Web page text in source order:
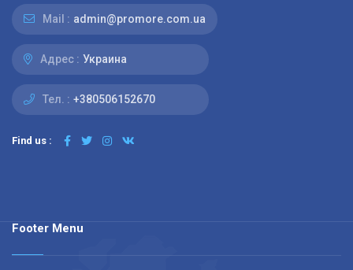
Mail : admin@promore.com.ua
Адрес : Украина
Тел. : +380506152670
Find us :
Footer Menu